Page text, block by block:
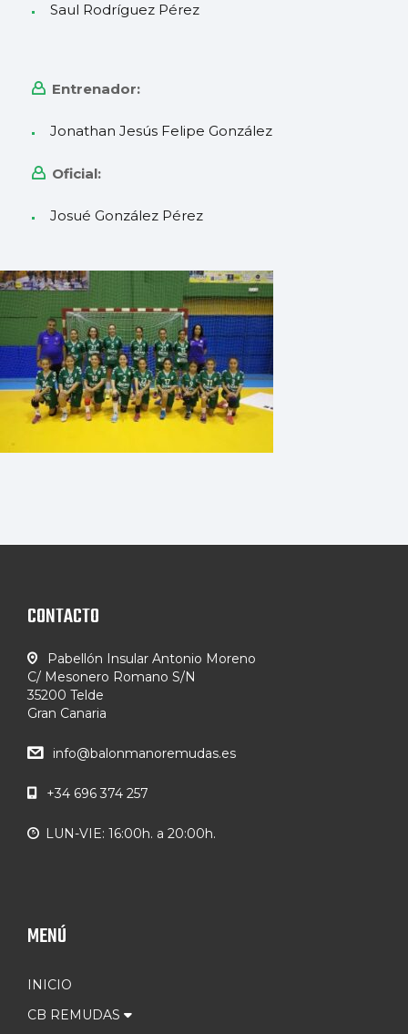
Saul Rodríguez Pérez
Entrenador:
Jonathan Jesús Felipe González
Oficial:
Josué González Pérez
CONTACTO
Pabellón Insular Antonio Moreno
C/ Mesonero Romano S/N
35200 Telde
Gran Canaria
info@balonmanoremudas.es
+34 696 374 257
LUN-VIE: 16:00h. a 20:00h.
MENÚ
INICIO
CB REMUDAS